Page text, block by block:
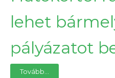
lehet
pályázatot
Tovább...